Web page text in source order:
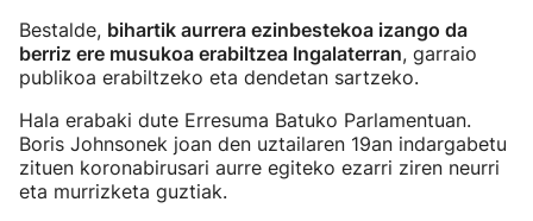
Bestalde, bihartik aurrera ezinbestekoa izango da
berriz ere musukoa erabiltzea Ingalaterran, garraio
publikoa erabiltzeko eta dendetan sartzeko.
Hala erabaki dute Erresuma Batuko Parlamentuan.
Boris Johnsonek joan den uztailaren 19an indargabetu
zituen koronabirusari aurre egiteko ezarri ziren neurri
eta murrizketa guztiak.